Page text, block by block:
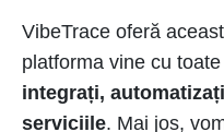
VibeTrace oferă
platforma vine cu
integrați,
serviciile. Mai jos,